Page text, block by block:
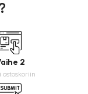
2
ostoskoriin